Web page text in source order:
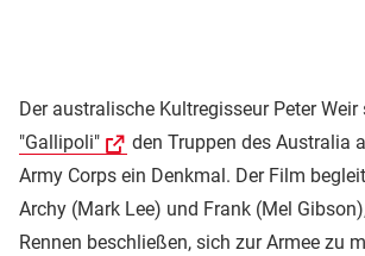
Der australische Kultregisseur Peter
"Gallipoli"
den Truppen des Australia
Army Corps ein Denkmal. Der Film
Archy (Mark Lee) und Frank (Mel
Rennen beschließen, sich zur Armee zu